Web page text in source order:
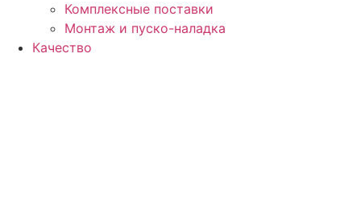
Комплексные поставки
Монтаж и пуско-наладка
Качество